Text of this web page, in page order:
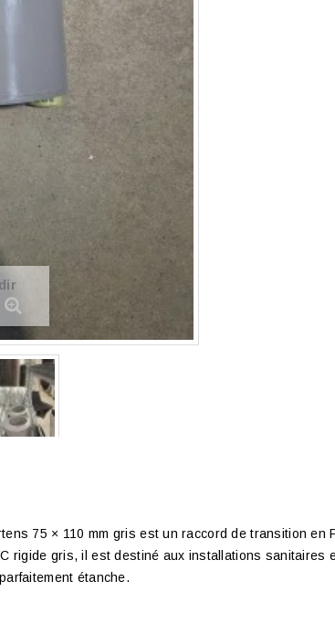
75 × 110 mm gris est un raccord de transition
rigide gris, il est destiné aux installations sanitaires
étanche.